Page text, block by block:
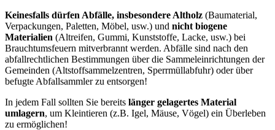
Keinesfalls dürfen Abfälle, insbesondere Altholz (Baumaterial,
Verpackungen, Paletten, Möbel, usw.) und nicht biogene
Materialien (Altreifen, Gummi, Kunststoffe, Lacke, usw.) bei
Brauchtumsfeuern mitverbrannt werden. Abfälle sind nach den
abfallrechtlichen Bestimmungen über die Sammeleinrichtungen der
Gemeinden (Altstoffsammelzentren, Sperrmüllabfuhr) oder über
befugte Abfallsammler zu entsorgen!
In jedem Fall sollten Sie bereits länger gelagertes Material
umlagern, um Kleintieren (z.B. Igel, Mäuse, Vögel) ein Überleben
zu ermöglichen!